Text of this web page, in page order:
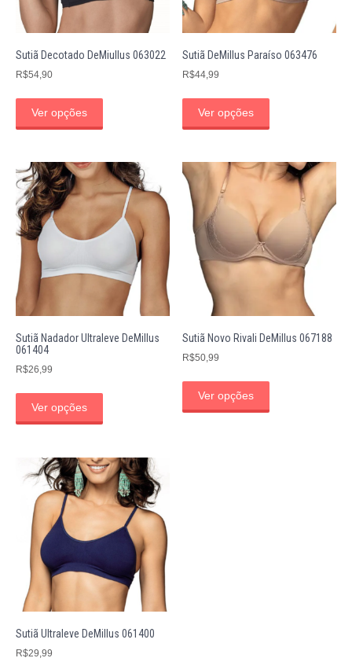
Sutiã Decotado DeMiullus 063022
R$54,90
Ver opções
Sutiã DeMillus Paraíso 063476
R$44,99
Ver opções
Sutiã Nadador Ultraleve DeMillus
061404
R$26,99
Ver opções
Sutiã Novo Rivali DeMillus 067188
R$50,99
Ver opções
Sutiã Ultraleve DeMillus 061400
R$29,99